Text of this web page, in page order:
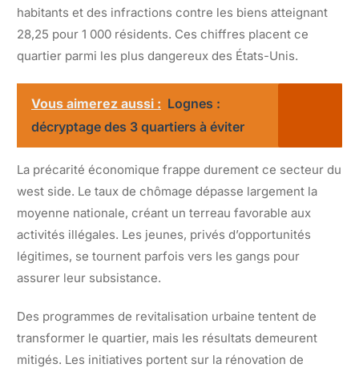
habitants et des infractions contre les biens atteignant
28,25 pour 1 000 résidents. Ces chiffres placent ce
quartier parmi les plus dangereux des États-Unis.
Vous aimerez aussi : Lognes :
décryptage des 3 quartiers à éviter
La précarité économique frappe durement ce secteur du
west side. Le taux de chômage dépasse largement la
moyenne nationale, créant un terreau favorable aux
activités illégales. Les jeunes, privés d’opportunités
légitimes, se tournent parfois vers les gangs pour
assurer leur subsistance.
Des programmes de revitalisation urbaine tentent de
transformer le quartier, mais les résultats demeurent
mitigés. Les initiatives portent sur la rénovation de